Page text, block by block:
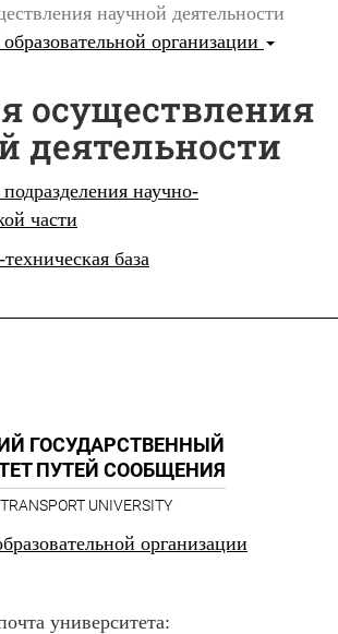
научной деятельности
организации
осуществления
деятельности
научно-
части
база
ГОСУДАРСТВЕННЫЙ
ПУТЕЙ СООБЩЕНИЯ
UNIVERSITY
организации
университета: